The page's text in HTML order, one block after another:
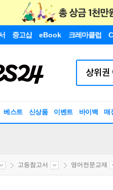
중고샵 eBook 크레마클럽
베스트 신상품 이벤트 바이백 매
고등참고서 영어전문교재